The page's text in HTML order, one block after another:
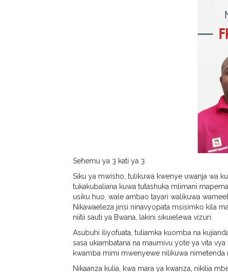
Sehemu ya 3 kati ya 3⁠
Siku ya mwisho, tulikuwa kwenye uwanja wa
tukakubaliana kuwa tutashuka mlimani
usiku huo, wale ambao tayari walikuwa
Nikawaeleza jinsi ninavyopata msisimko kila
niitii sauti ya Bwana, lakini sikuielewa vizuri.
Asubuhi iliyofuata, tuliamka kuomba na
sasa ukiambatana na maumivu yote ya vita
kwamba mimi mwenyewe nilikuwa nimetenda
Nikaanza kulia, kwa mara ya kwanza, nikilia